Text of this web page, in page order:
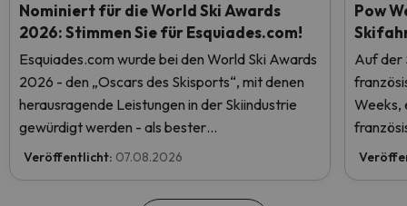
Nominiert für die World Ski Awards
2026: Stimmen Sie für Esquiades.com!
Esquiades.com wurde bei den World Ski Awards
2026 - den „Oscars des Skisports“, mit denen
herausragende Leistungen in der Skiindustrie
gewürdigt werden - als bester
Skiurlaubveranstalter der Welt nominiert.
ersten Platz zu erreichen!
Veröffentlicht: 07.08.2026
Pow
Auf der
Weeks,